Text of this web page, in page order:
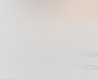
obbediente e